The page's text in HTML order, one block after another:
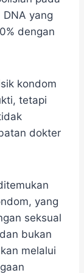
yang
dengan
kondom
tetapi
dokter
yang
seksual
bukan
melalui